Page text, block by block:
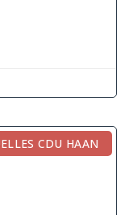
CDU HAAN